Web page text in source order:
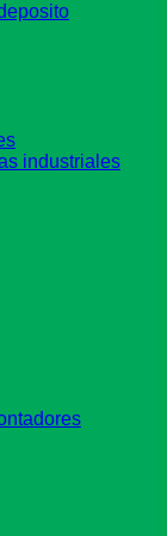
industriales